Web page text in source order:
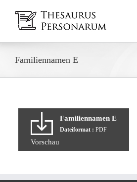
Inhalt
springen
Familiennamen E
Familiennamen E
Dateiformat : PDF
Vorschau